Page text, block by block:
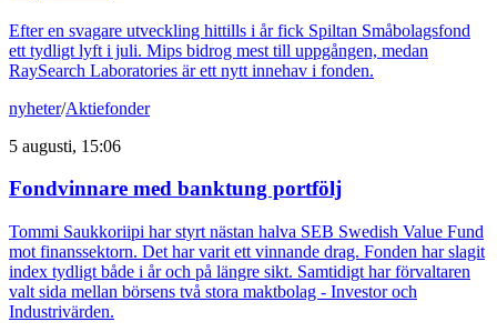
Efter en svagare utveckling hittills i år fick Spiltan Småbolagsfond
ett tydligt lyft i juli. Mips bidrog mest till uppgången, medan
RaySearch Laboratories är ett nytt innehav i fonden.
nyheter/Aktiefonder
5 augusti, 15:06
Fondvinnare med banktung portfölj
Tommi Saukkoriipi har styrt nästan halva SEB Swedish Value Fund
mot finanssektorn. Det har varit ett vinnande drag. Fonden har slagit
index tydligt både i år och på längre sikt. Samtidigt har förvaltaren
valt sida mellan börsens två stora maktbolag - Investor och
Industrivärden.